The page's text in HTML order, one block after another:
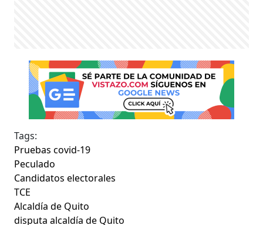
Tags:
Pruebas covid-19
Peculado
Candidatos electorales
TCE
Alcaldía de Quito
disputa alcaldía de Quito